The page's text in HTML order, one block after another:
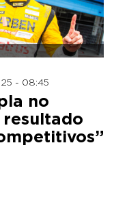
- 08:45
no
resultado